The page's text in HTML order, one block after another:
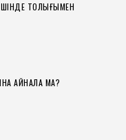
ТОЛЫҒЫМЕН
АЙНАЛА МА?